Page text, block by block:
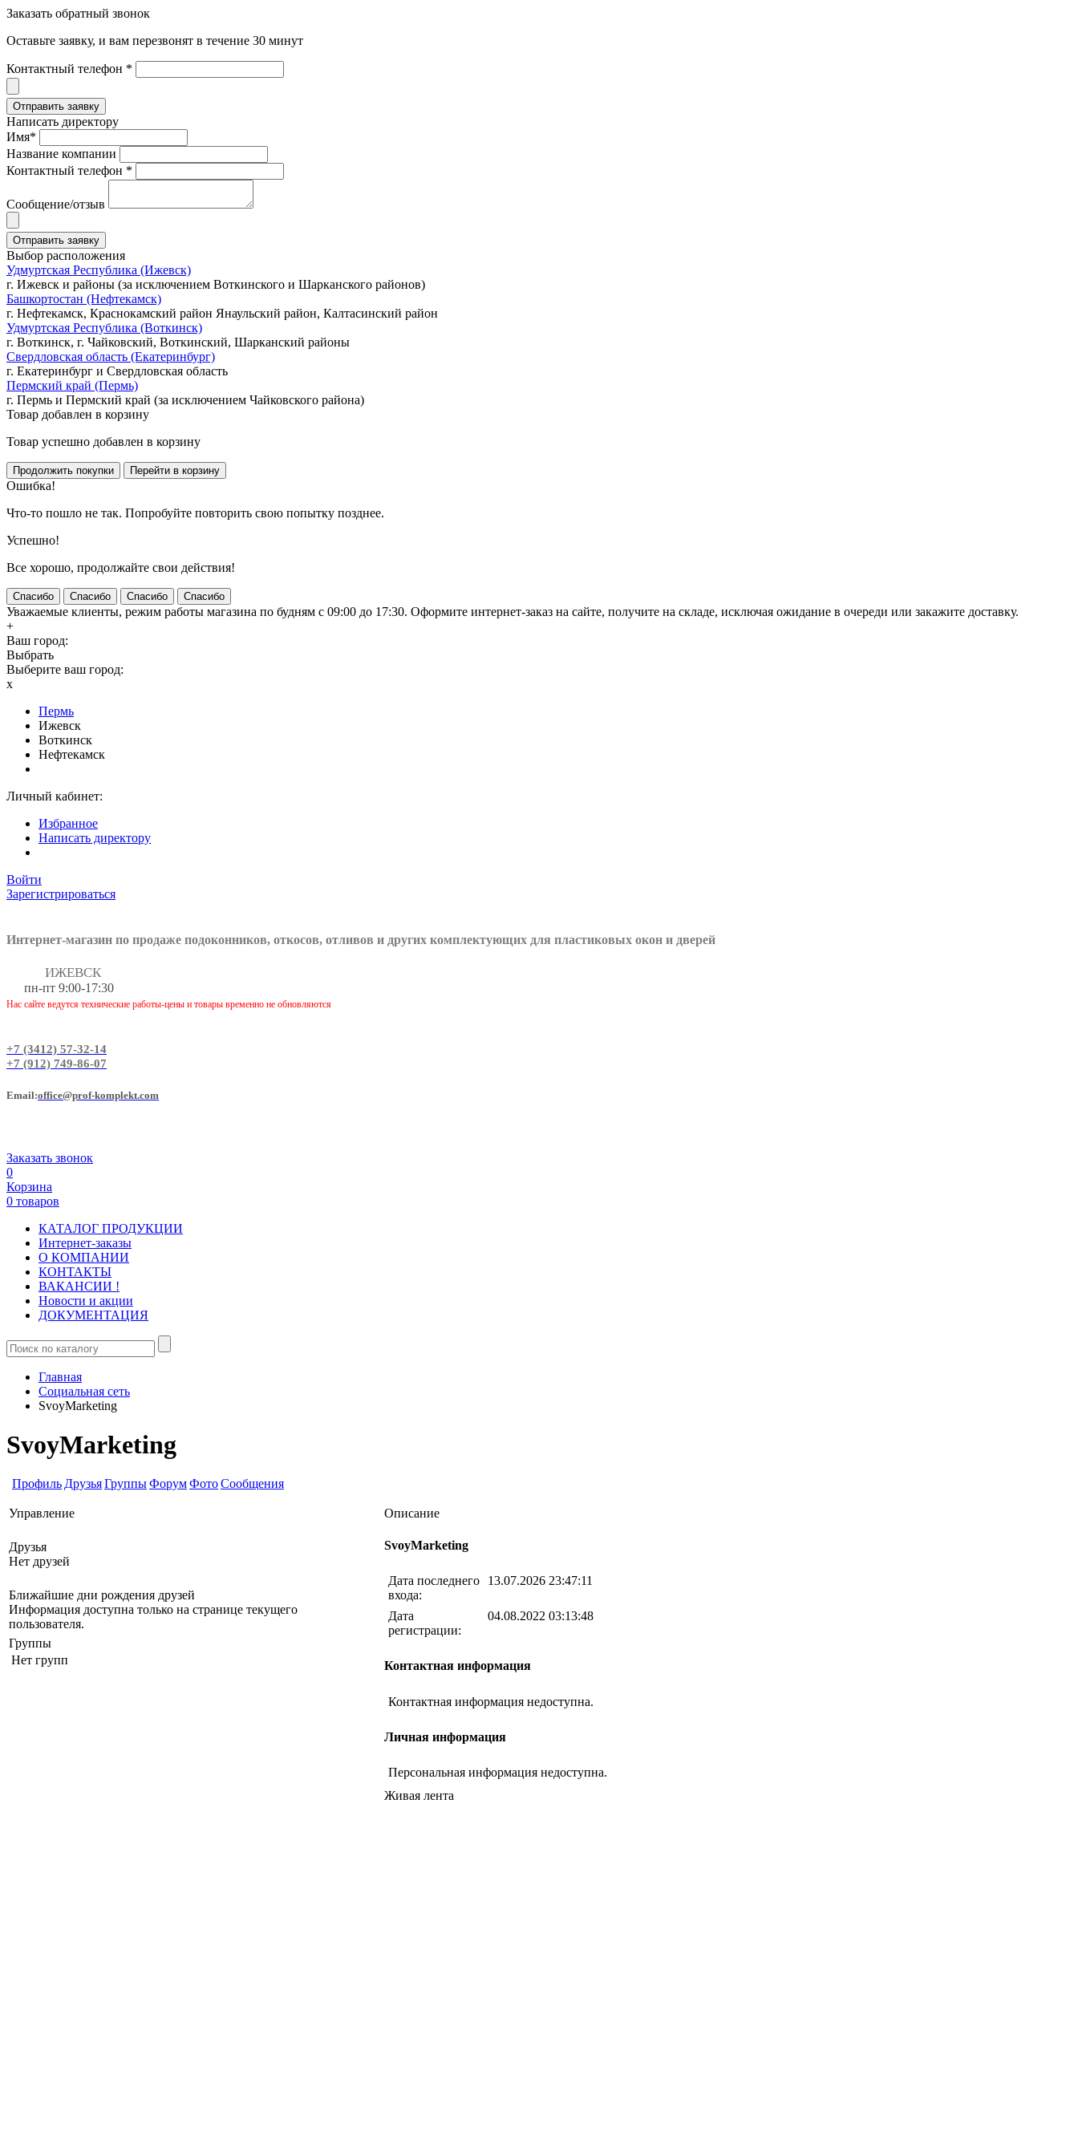
Заказать обратный звонок
Оставьте заявку, и вам перезвонят в течение 30 минут
Контактный телефон *
Написать директору
Имя*
Название компании
Контактный телефон *
Сообщение/отзыв
Выбор расположения
Удмуртская Республика (Ижевск)
г. Ижевск и районы (за исключением Воткинского и Шарканского районов)
Башкортостан (Нефтекамск)
г. Нефтекамск, Краснокамский район Янаульский район, Калтасинский район
Удмуртская Республика (Воткинск)
г. Воткинск, г. Чайковский, Воткинский, Шарканский районы
Свердловская область (Екатеринбург)
г. Екатеринбург и Свердловская область
Пермский край (Пермь)
г. Пермь и Пермский край (за исключением Чайковского района)
Товар добавлен в корзину
Товар успешно добавлен в корзину
Ошибка!
Что-то пошло не так. Попробуйте повторить свою попытку позднее.
Успешно!
Все хорошо, продолжайте свои действия!
Спасибо Спасибо Спасибо Спасибо
Уважаемые клиенты, режим работы магазина по будням с 09:00 до 17:30. Оформите интернет-заказ на сайте, получите на складе, исключая ожидание в очереди или закажите доставку.
+
Ваш город:
Выбрать
Выберите ваш город:
x
Пермь
Ижевск
Воткинск
Нефтекамск
Личный кабинет:
Избранное
Написать директору
Войти
Зарегистрироваться
Интернет-магазин по продаже подоконников, откосов, отливов и других комплектующих для пластиковых окон и дверей
ИЖЕВСК
пн-пт 9:00-17:30
Нас сайте ведутся технические работы-цены и товары временно не обновляются
+7 (3412) 57-32-14
+7 (912) 749-86-07
Еmail:office@prof-komplekt.com
Заказать звонок
0
Корзина
0 товаров
КАТАЛОГ ПРОДУКЦИИ
Интернет-заказы
О КОМПАНИИ
КОНТАКТЫ
ВАКАНСИИ !
Новости и акции
ДОКУМЕНТАЦИЯ
Главная
Социальная сеть
SvoyMarketing
SvoyMarketing
ПрофильДрузьяГруппыФорумФотоСообщения
Управление
Друзья
Нет друзей
Ближайшие дни рождения друзей
Информация доступна только на странице текущего
пользователя.
Группы
Нет групп
Описание
SvoyMarketing
Дата последнего
входа:
13.07.2026 23:47:11
Дата
регистрации:
04.08.2022 03:13:48
Контактная информация
Контактная информация недоступна.
Личная информация
Персональная информация недоступна.
Живая лента